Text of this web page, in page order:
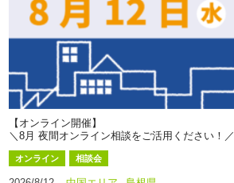
【オンライン開催】
＼8月 夜間オンライン相談をご活用ください！／
オンライン 相談会